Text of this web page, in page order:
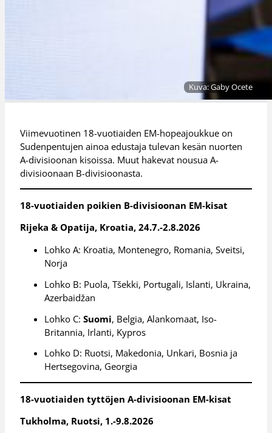
Kuva: Gaby Ocete
Viimevuotinen 18-vuotiaiden EM-hopeajoukkue on
Sudenpentujen ainoa edustaja tulevan kesän nuorten
A-divisioonan kisoissa. Muut hakevat nousua A-
divisioonaan B-divisioonasta.
18-vuotiaiden poikien B-divisioonan EM-kisat
Rijeka & Opatija, Kroatia, 24.7.-2.8.2026
Lohko A: Kroatia, Montenegro, Romania, Sveitsi,
Norja
Lohko B: Puola, Tšekki, Portugali, Islanti, Ukraina,
Azerbaidžan
Lohko C:Suomi, Belgia, Alankomaat, Iso-
Britannia, Irlanti, Kypros
Lohko D: Ruotsi, Makedonia, Unkari, Bosnia ja
Hertsegovina, Georgia
18-vuotiaiden tyttöjen A-divisioonan EM-kisat
Tukholma, Ruotsi, 1.-9.8.2026